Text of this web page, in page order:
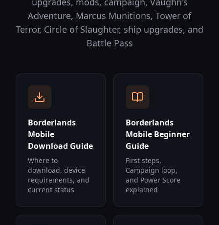
Adventure, Marcus Munitions, Tower of
Terror, Circle of Slaughter, ship upgrades, and
Battle Pass
Borderlands
Mobile
Download Guide
Where to
download, device
requirements, and
current status
Borderlands
Mobile Beginner
Guide
First steps,
Campaign loop,
and Power Score
explained